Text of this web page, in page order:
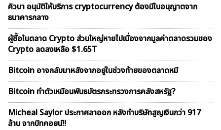
คิวบา อนุมัติให้บริการ cryptocurrency ต้องมีใบอนุญาตจาก
ธนาคารกลาง
ผู้ซื้อในตลาด Crypto ส่วนใหญ่หายไปเนื่องจากมูลค่าตลาดรวมของ
Crypto ลดลงเหลือ $1.65T
Bitcoin อาจกลับมาหลังจากอยู่ในช่วงท้ายของตลาดหมี
Bitcoin ทำตัวเหมือนพันธบัตรกระทรวงการคลังสหรัฐ?
Micheal Saylor ประกาศลาออก หลังทำบริษัทสูญเงินกว่า 917
ล้าน จากบิทคอยน์!!